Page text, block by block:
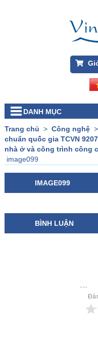
DANH MỤC
Trang chủ > Công nghệ>
chuẩn quốc gia TCVN
nhà ở và công trình công
image099
IMAGE099
BÌNH LUẬN